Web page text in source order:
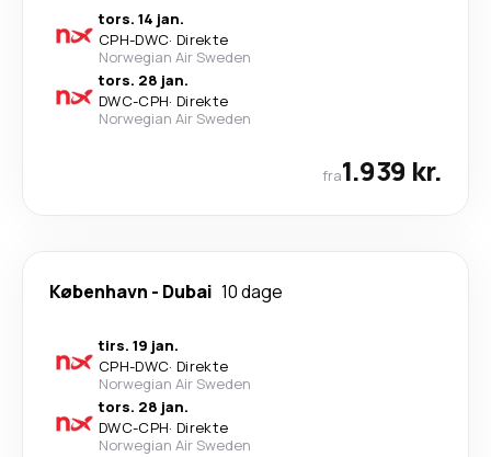
tors. 14 jan.
CPH-DWC· Direkte
Norwegian Air Sweden
tors. 28 jan.
DWC-CPH· Direkte
Norwegian Air Sweden
fra1.939 kr.
København - Dubai 10 dage
tirs. 19 jan.
CPH-DWC· Direkte
Norwegian Air Sweden
tors. 28 jan.
DWC-CPH· Direkte
Norwegian Air Sweden